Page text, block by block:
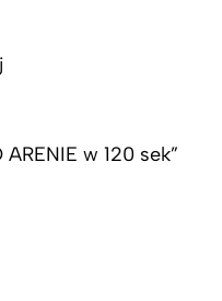
w 120 sek”